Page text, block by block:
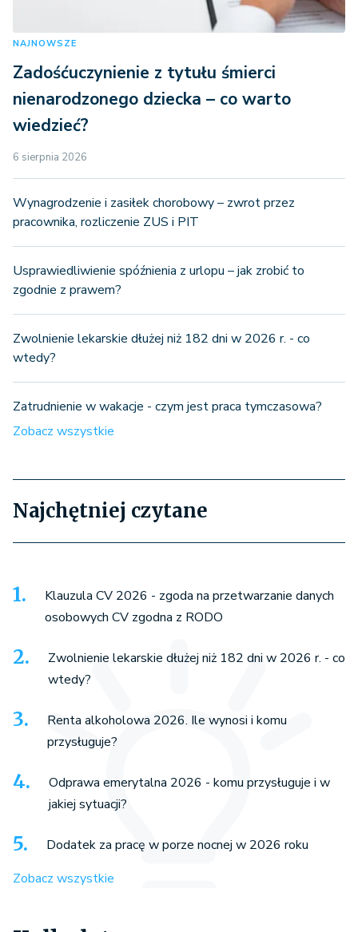
NAJNOWSZE
Zadośćuczynienie z tytułu śmierci
nienarodzonego dziecka – co warto
wiedzieć?
6 sierpnia 2026
Wynagrodzenie i zasiłek chorobowy – zwrot przez
pracownika, rozliczenie ZUS i PIT
Usprawiedliwienie spóźnienia z urlopu – jak zrobić to
zgodnie z prawem?
Zwolnienie lekarskie dłużej niż 182 dni w 2026 r. - co
wtedy?
Zatrudnienie w wakacje - czym jest praca tymczasowa?
Zobacz wszystkie
Najchętniej czytane
Klauzula CV 2026 - zgoda na przetwarzanie danych
osobowych CV zgodna z RODO
Zwolnienie lekarskie dłużej niż 182 dni w 2026 r. - co
wtedy?
Renta alkoholowa 2026. Ile wynosi i komu
przysługuje?
Odprawa emerytalna 2026 - komu przysługuje i w
jakiej sytuacji?
Dodatek za pracę w porze nocnej w 2026 roku
Zobacz wszystkie